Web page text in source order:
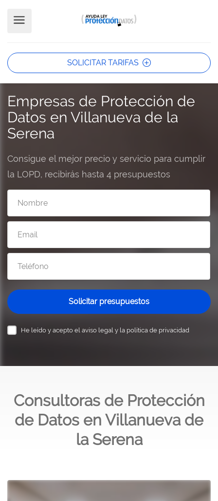
SOLICITAR TARIFAS
Empresas de Protección de
Datos en Villanueva de la
Serena
Consigue el mejor precio y servicio para cumplir
la LOPD, recibirás hasta 4 presupuestos
Solicitar presupuestos
He leído y acepto el aviso legal y la política de privacidad
Consultoras de Protección
de Datos en Villanueva de
la Serena